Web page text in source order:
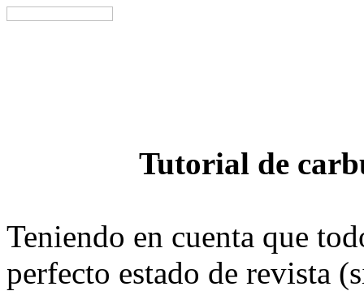
Tutorial de
Teniendo en cuenta que
perfecto estado de revista